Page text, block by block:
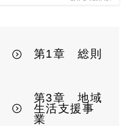
第1章 総則
第3章 地域
生活支援事
業